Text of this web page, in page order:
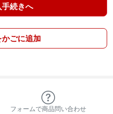
続きへ
ごに追加
フォームで商品問い合わせ